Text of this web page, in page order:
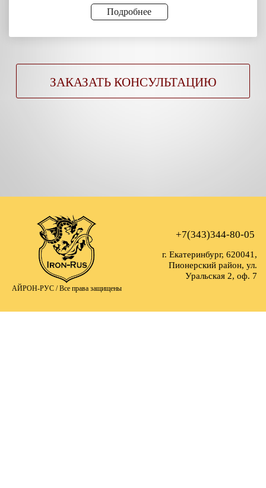
Подробнее
ЗАКАЗАТЬ КОНСУЛЬТАЦИЮ
АЙРОН-РУС /Все права защищены
+7(343)344-80-05
г. Екатеринбург, 620041,
Пионерский район, ул.
Уральская 2, оф. 7